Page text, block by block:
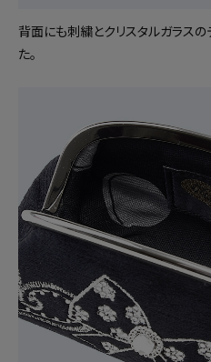
背面にも刺繍とクリスタルガラス
た。